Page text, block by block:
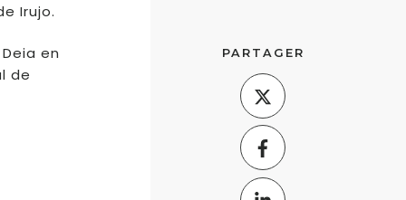
Irujo.
en
de
PARTAGER